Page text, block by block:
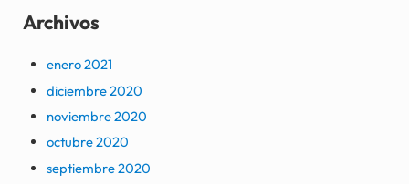
Archivos
enero 2021
diciembre 2020
noviembre 2020
octubre 2020
septiembre 2020